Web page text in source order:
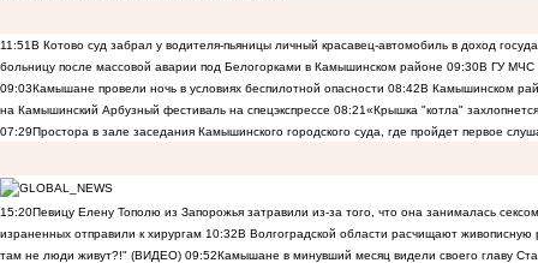
11:51В Котово суд забрал у водителя-пьяницы личный красавец-автомобиль в доход
больницу после массовой аварии под Белогорками в Камышинском районе 09:30В ГУ МЧС
09:03Камышане провели ночь в условиях беспилотной опасности 08:42В Камышинском
на Камышинский Арбузный фестиваль на спецэкспрессе 08:21«Крышка "котла"
07:29Простора в зале заседания Камышинского городского суда, где пройдет первое
15:20Певицу Елену Тополю из Запорожья затравили из-за того, что она занималась
израненных отправили к хирургам 10:32В Волгоградской области расчищают
там не люди живут?!" (ВИДЕО) 09:52Камышане в минувший месяц видели своего главу